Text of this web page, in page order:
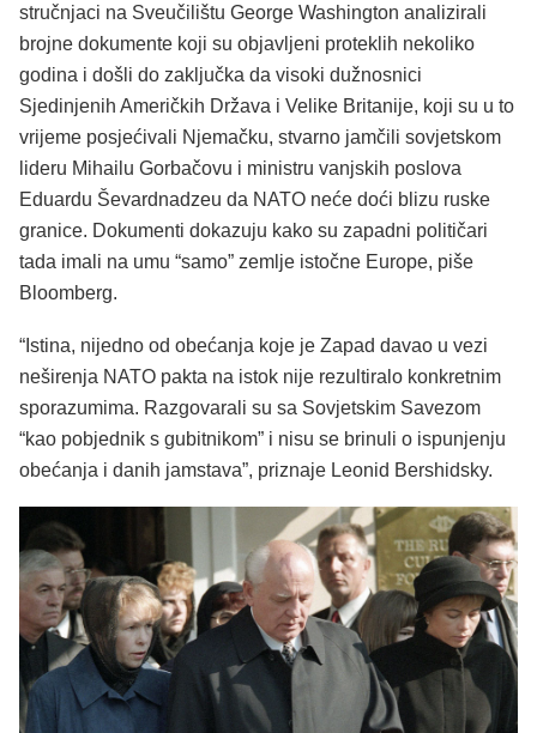
stručnjaci na Sveučilištu George Washington analizirali
brojne dokumente koji su objavljeni proteklih nekoliko
godina i došli do zaključka da visoki dužnosnici
Sjedinjenih Američkih Država i Velike Britanije, koji su u to
vrijeme posjećivali Njemačku, stvarno jamčili sovjetskom
lideru Mihailu Gorbačovu i ministru vanjskih poslova
Eduardu Ševardnadzeu da NATO neće doći blizu ruske
granice. Dokumenti dokazuju kako su zapadni političari
tada imali na umu “samo” zemlje istočne Europe, piše
Bloomberg.
“Istina, nijedno od obećanja koje je Zapad davao u vezi
neširenja NATO pakta na istok nije rezultiralo konkretnim
sporazumima. Razgovarali su sa Sovjetskim Savezom
“kao pobjednik s gubitnikom” i nisu se brinuli o ispunjenju
obećanja i danih jamstava”, priznaje Leonid Bershidsky.